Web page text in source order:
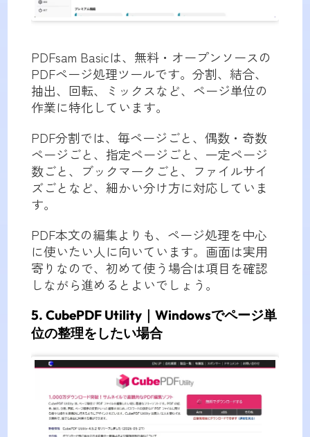
PDFsam Basicは、無料・オープンソースの
PDFページ処理ツールです。分割、結合、
抽出、回転、ミックスなど、ページ単位の
作業に特化しています。
PDF分割では、毎ページごと、偶数・奇数
ページごと、指定ページごと、一定ページ
数ごと、ブックマークごと、ファイルサイ
ズごとなど、細かい分け方に対応していま
す。
PDF本文の編集よりも、ページ処理を中心
に使いたい人に向いています。画面は実用
寄りなので、初めて使う場合は項目を確認
しながら進めるとよいでしょう。
5. CubePDF Utility｜Windowsでページ単
位の整理をしたい場合